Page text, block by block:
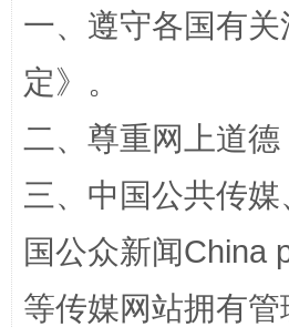
阿坝州三大球赛在茂县开幕
一、遵守各国有
定》。
二、尊重网上道
三、中国公共传
国公众新闻China
等传媒网站拥有